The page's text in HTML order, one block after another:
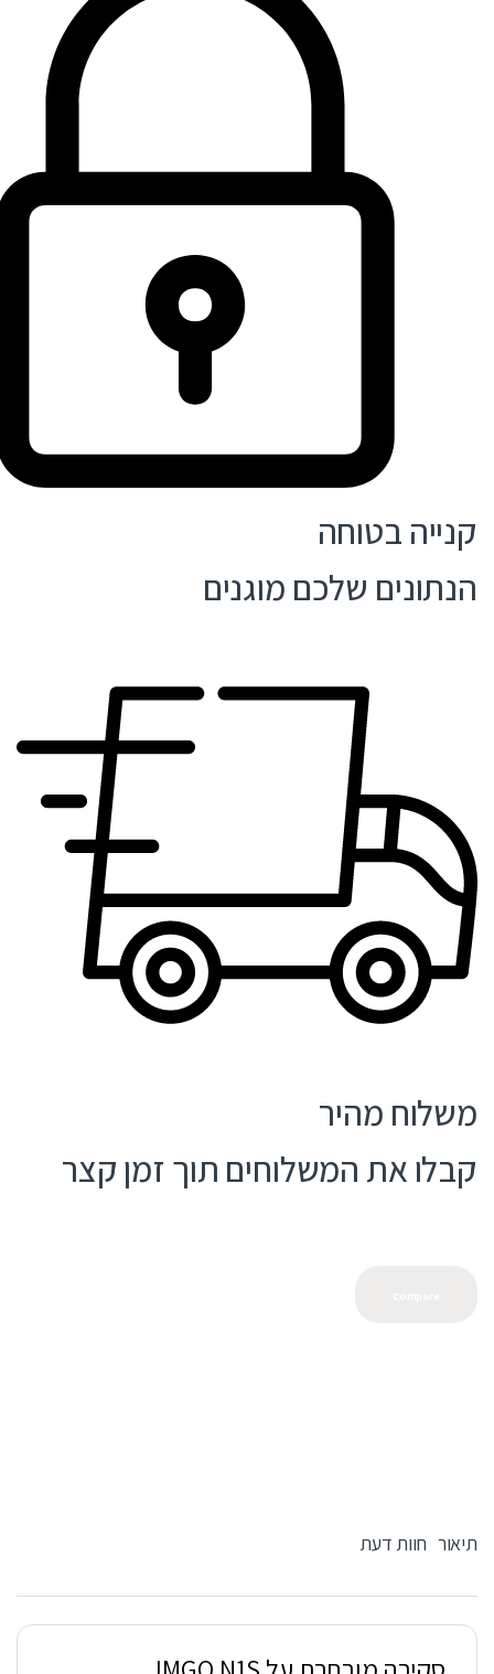
קנייה בטוחה
הנתונים שלכם מוגנים
משלוח מהיר
קבלו את המשלוחים תוך זמן קצר
תיאור חוות דעת